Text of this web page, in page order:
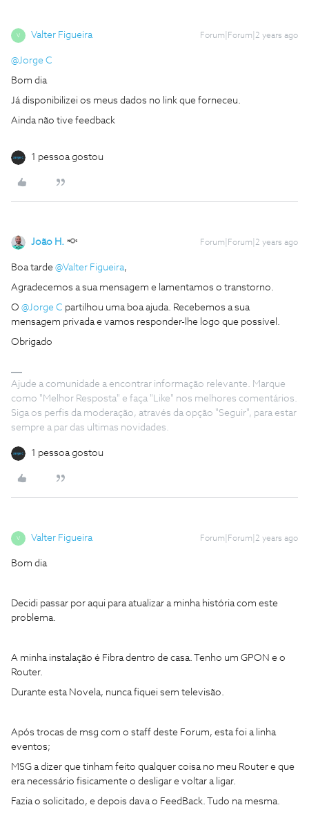
V Valter Figueira Forum|Forum|2 years ago
@Jorge C
Bom dia
Já disponibilizei os meus dados no link que forneceu.
Ainda não tive feedback
1 pessoa gostou
João H. Forum|Forum|2 years ago
Boa tarde @Valter Figueira,
Agradecemos a sua mensagem e lamentamos o transtorno.
O @Jorge C partilhou uma boa ajuda. Recebemos a sua
mensagem privada e vamos responder-lhe logo que possível.
Obrigado
Ajude a comunidade a encontrar informação relevante. Marque
como "Melhor Resposta" e faça "Like" nos melhores comentários.
Siga os perfis da moderação, através da opção "Seguir", para estar
sempre a par das ultimas novidades.
1 pessoa gostou
V Valter Figueira Forum|Forum|2 years ago
Bom dia
Decidi passar por aqui para atualizar a minha história com este
problema.
A minha instalação é Fibra dentro de casa. Tenho um GPON e o
Router.
Durante esta Novela, nunca fiquei sem televisão.
Após trocas de msg com o staff deste Forum, esta foi a linha
eventos;
MSG a dizer que tinham feito qualquer coisa no meu Router e que
era necessário fisicamente o desligar e voltar a ligar.
Fazia o solicitado, e depois dava o FeedBack. Tudo na mesma.